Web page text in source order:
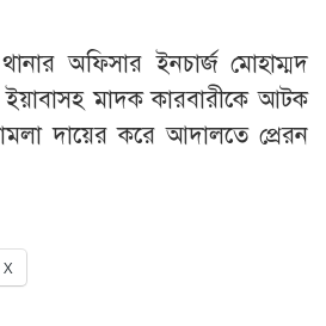
অফিসার ইনচার্জ মোহাম্মদ
মাদক কারবারীকে আটক
দায়ের করে আদালতে প্রেরন
X